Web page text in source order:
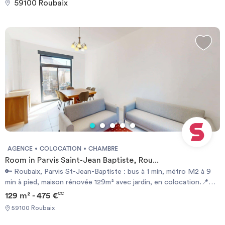
59100 Roubaix
AGENCE COLOCATION CHAMBRE
Room in Parvis Saint-Jean Baptiste, Rou...
🔑 Roubaix, Parvis St-Jean-Baptiste : bus à 1 min, métro M2 à 9
min à pied, maison rénovée 129m² avec jardin, en colocation.📍
Emplacement- Arrêt de bus ""St Jean Baptiste"" à 1 min à pied
pied- Commerces, boulangeries et supermarchés de proximité🏠
129 m² - 475 €CC
59100 Roubaix